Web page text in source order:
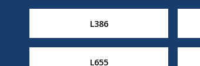
L386
L655